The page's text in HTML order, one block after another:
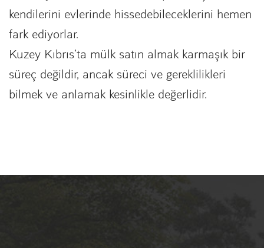
kendilerini evlerinde hissedebileceklerini hemen
fark ediyorlar.
Kuzey Kıbrıs'ta mülk satın almak karmaşık bir
süreç değildir, ancak süreci ve gereklilikleri
bilmek ve anlamak kesinlikle değerlidir.